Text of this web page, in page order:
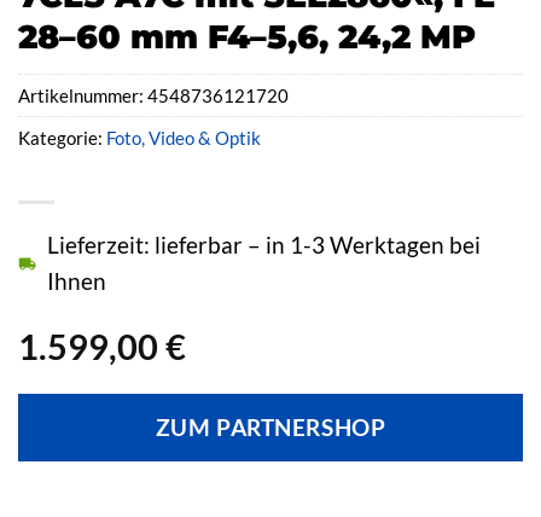
28–60 mm F4–5,6, 24,2 MP
1.599,00 €
Lieferzeit: lieferbar – in 1-3 Werktagen bei
Ihnen
ZUM PARTNERSHOP
Artikelnummer: 4548736121720
Kategorie: Foto, Video & Optik